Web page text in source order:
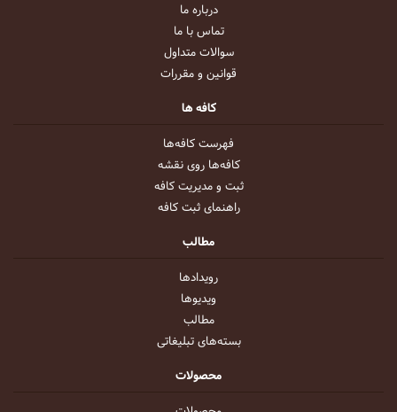
درباره ما
تماس با ما
سوالات متداول
قوانین و مقررات
کافه ها
فهرست کافه‌ها
کافه‌ها روی نقشه
ثبت و مدیریت کافه
راهنمای ثبت کافه
مطالب
رویداد‌ها
ویدیو‌ها
مطالب
بسته‌های تبلیغاتی
محصولات